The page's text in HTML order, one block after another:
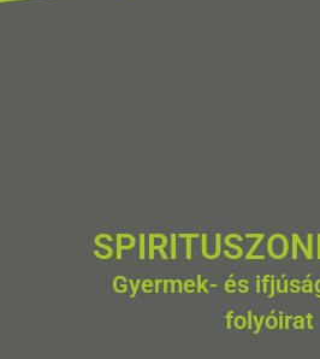
Gyermek- és
folyóirat